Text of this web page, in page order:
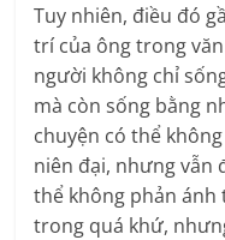
Tuy nhiên, điều đó
trí của ông trong
người không chỉ
mà còn sống bằng
chuyện có thể
niên đại, nhưng vẫn
thể không phản
trong quá khứ,